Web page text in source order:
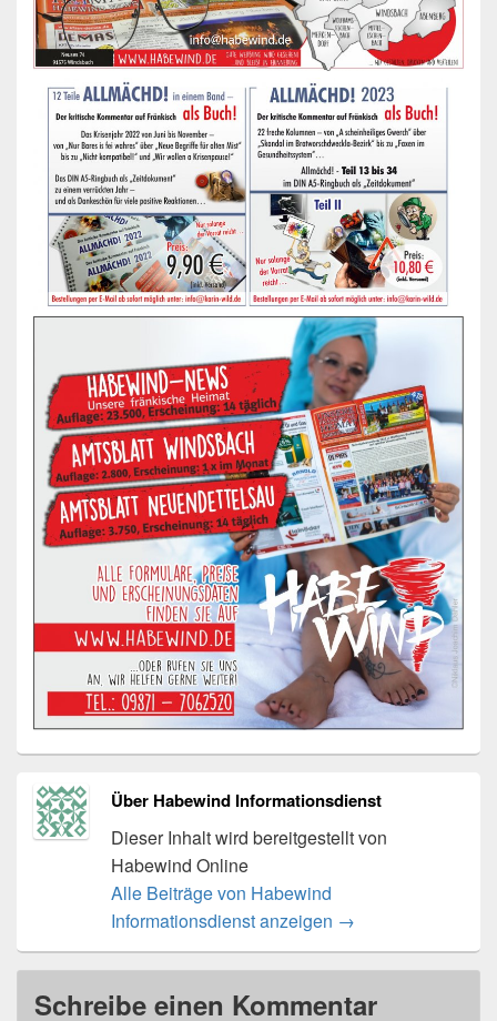
Über Habewind Informationsdienst
Dieser Inhalt wird bereitgestellt von
Habewind Online
Alle Beiträge von Habewind
Informationsdienst anzeigen →
Schreibe einen Kommentar